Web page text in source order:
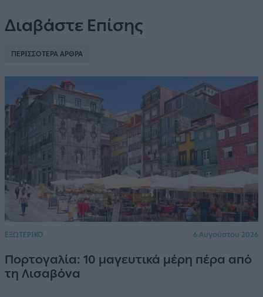
Διαβάστε Επίσης
ΠΕΡΙΣΣΟΤΕΡΑ ΑΡΘΡΑ
ΕΞΩΤΕΡΙΚΟ 6 Αυγούστου 2026
Πορτογαλία: 10 μαγευτικά μέρη πέρα από
τη Λισαβόνα